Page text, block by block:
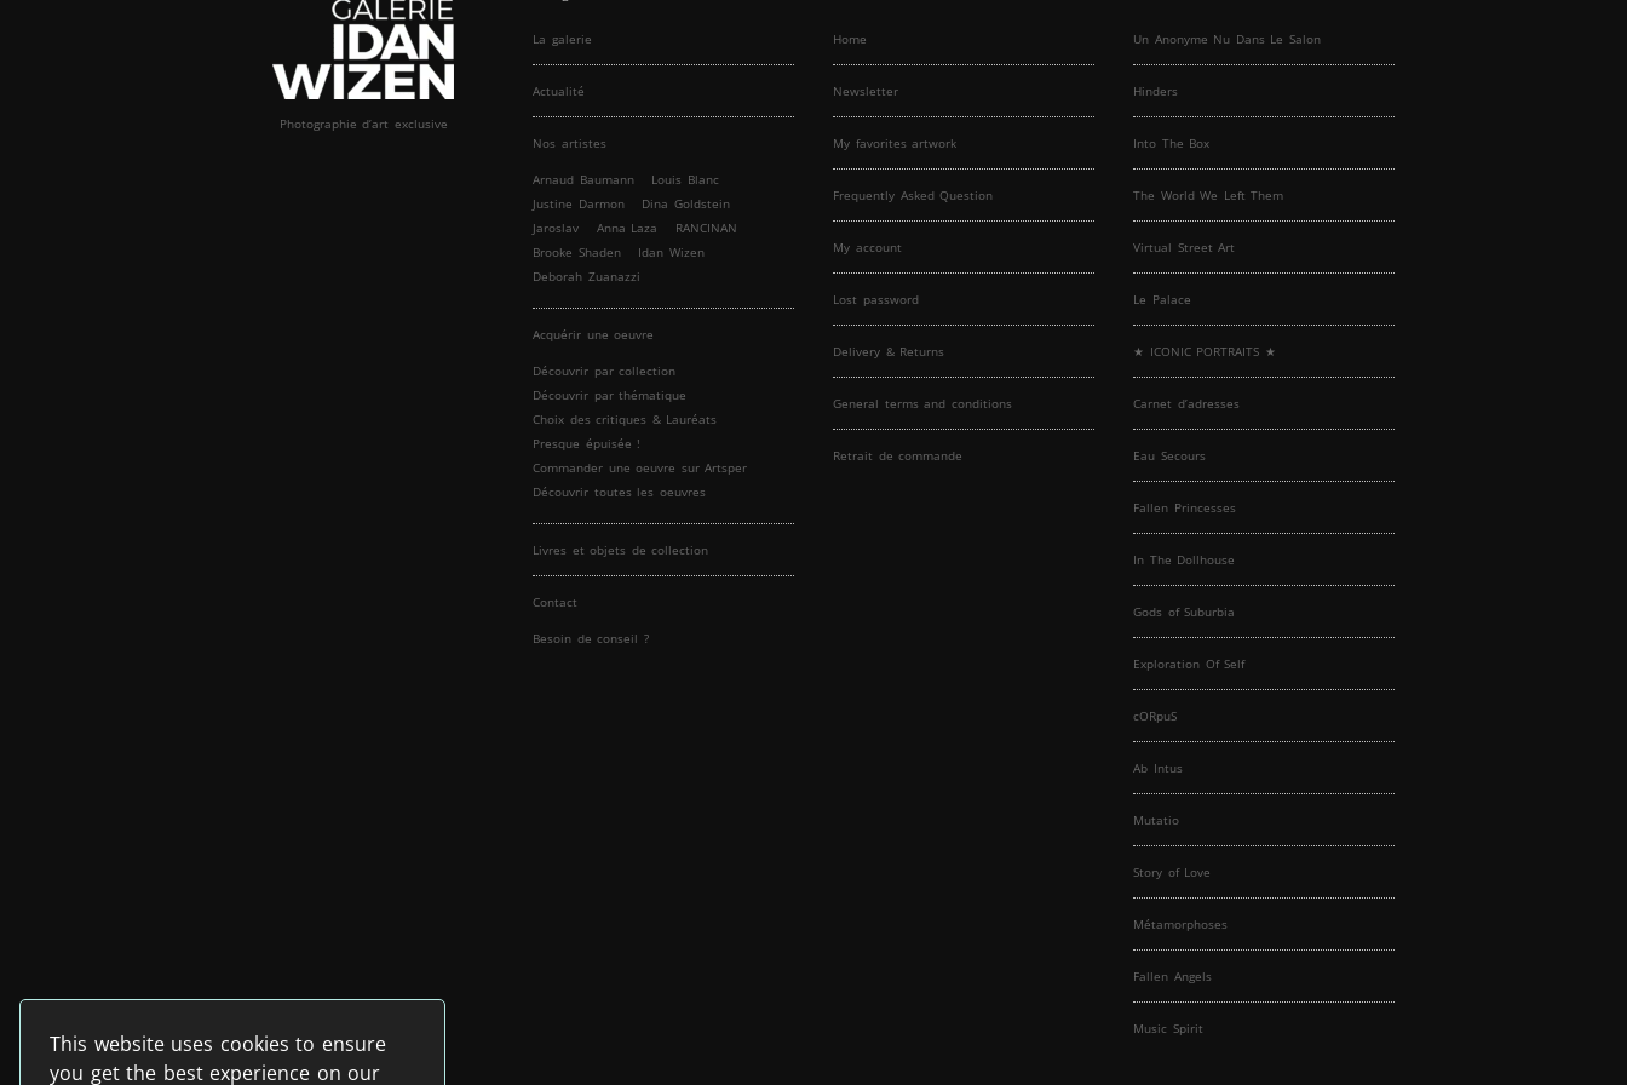
This website uses cookies to ensure
you get the best experience on our
Photographie d’art exclusive
La galerie
Actualité
Nos artistes
Arnaud Baumann
Louis Blanc
Justine Darmon
Dina Goldstein
Jaroslav
Anna Laza
RANCINAN
Brooke Shaden
Idan Wizen
Deborah Zuanazzi
Acquérir une oeuvre
Découvrir par collection
Découvrir par thématique
Choix des critiques & Lauréats
Presque épuisée !
Commander une oeuvre sur Artsper
Découvrir toutes les oeuvres
Livres et objets de collection
Contact
Besoin de conseil ?
Home
Newsletter
My favorites artwork
Frequently Asked Question
My account
Lost password
Delivery & Returns
General terms and conditions
Retrait de commande
Un Anonyme Nu Dans Le Salon
Hinders
Into The Box
The World We Left Them
Virtual Street Art
Le Palace
★ ICONIC PORTRAITS ★
Carnet d’adresses
Eau Secours
Fallen Princesses
In The Dollhouse
Gods of Suburbia
Exploration Of Self
cORpuS
Ab Intus
Mutatio
Story of Love
Métamorphoses
Fallen Angels
Music Spirit